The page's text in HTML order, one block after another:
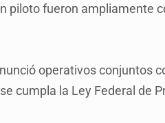
piloto fueron ampliamente
operativos conjuntos
cumpla la Ley Federal de